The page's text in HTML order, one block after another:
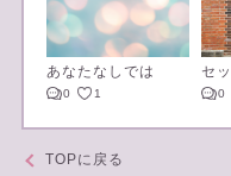
あなたなしでは
0 1 0
TOPに戻る